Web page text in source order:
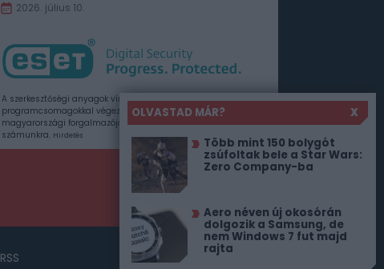
OLVASTAD MÁR?
X
Több mint 150 bolygót
zsúfoltak bele a Star Wars:
Zero Company-ba
Aero néven új okosórán
dolgozik a Samsung, de
nem Windows 7 fut majd
rajta
2026. július 10.
A szerkesztőségi anyagok vírusellenőrzését az ESET
programcsomagokkal végezzük, amelyet a szoftver
magyarországi forgalmazója, a Sicontact Kft. biztosít
számunkra. Hirdetés
RSS